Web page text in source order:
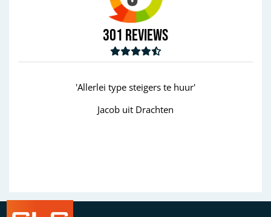
301 Reviews
'Allerlei type steigers te huur'
Jacob uit Drachten